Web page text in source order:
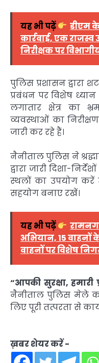
यह भी पढ़ें
डीएम
कार्रवाई, एक
निरीक्षक पर
पुलिस प्रशासन द्वारा
प्रबंधन पर विशेष ध्यान
लगातार क्षेत्र का
व्यवस्थाओं का
जारी कर रहे हैं।
नैनीताल पुलिस ने
द्वारा जारी दिशा-
स्थलों का उपयोग करें
सहयोग बनाए रखें।
यह भी पढ़ें
अभियान, 15 वाहनों
वाहनों पर विशेष
“आपकी सुरक्षा, हमारी
नैनीताल पुलिस मेले
लिए पूरी तत्परता से
ख़बर शेयर करें -